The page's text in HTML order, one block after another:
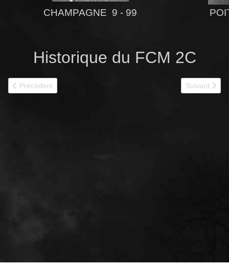
CHAMPAGNE 9 - 99
Historique du FCM 2C
Article précédent : M 4 SHERMAN
Précédent Article
Suivant